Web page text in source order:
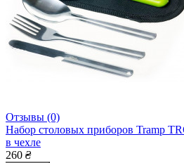
Отзывы (0)
Набор столовых приборов Tramp
в чехле
260 ₴